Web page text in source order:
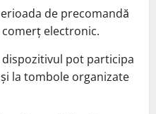
de precomandă
electronic.
pot participa
la tombole organizate